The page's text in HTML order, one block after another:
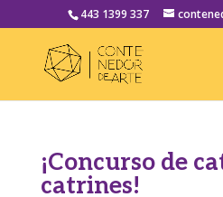
443 1399 337
¡Concurso de
catrines!